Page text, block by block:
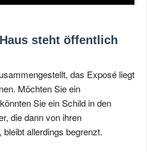
steht öffentlich
das Exposé liegt
Möchten Sie ein
Sie ein Schild in den
die dann von ihren
allerdings begrenzt.